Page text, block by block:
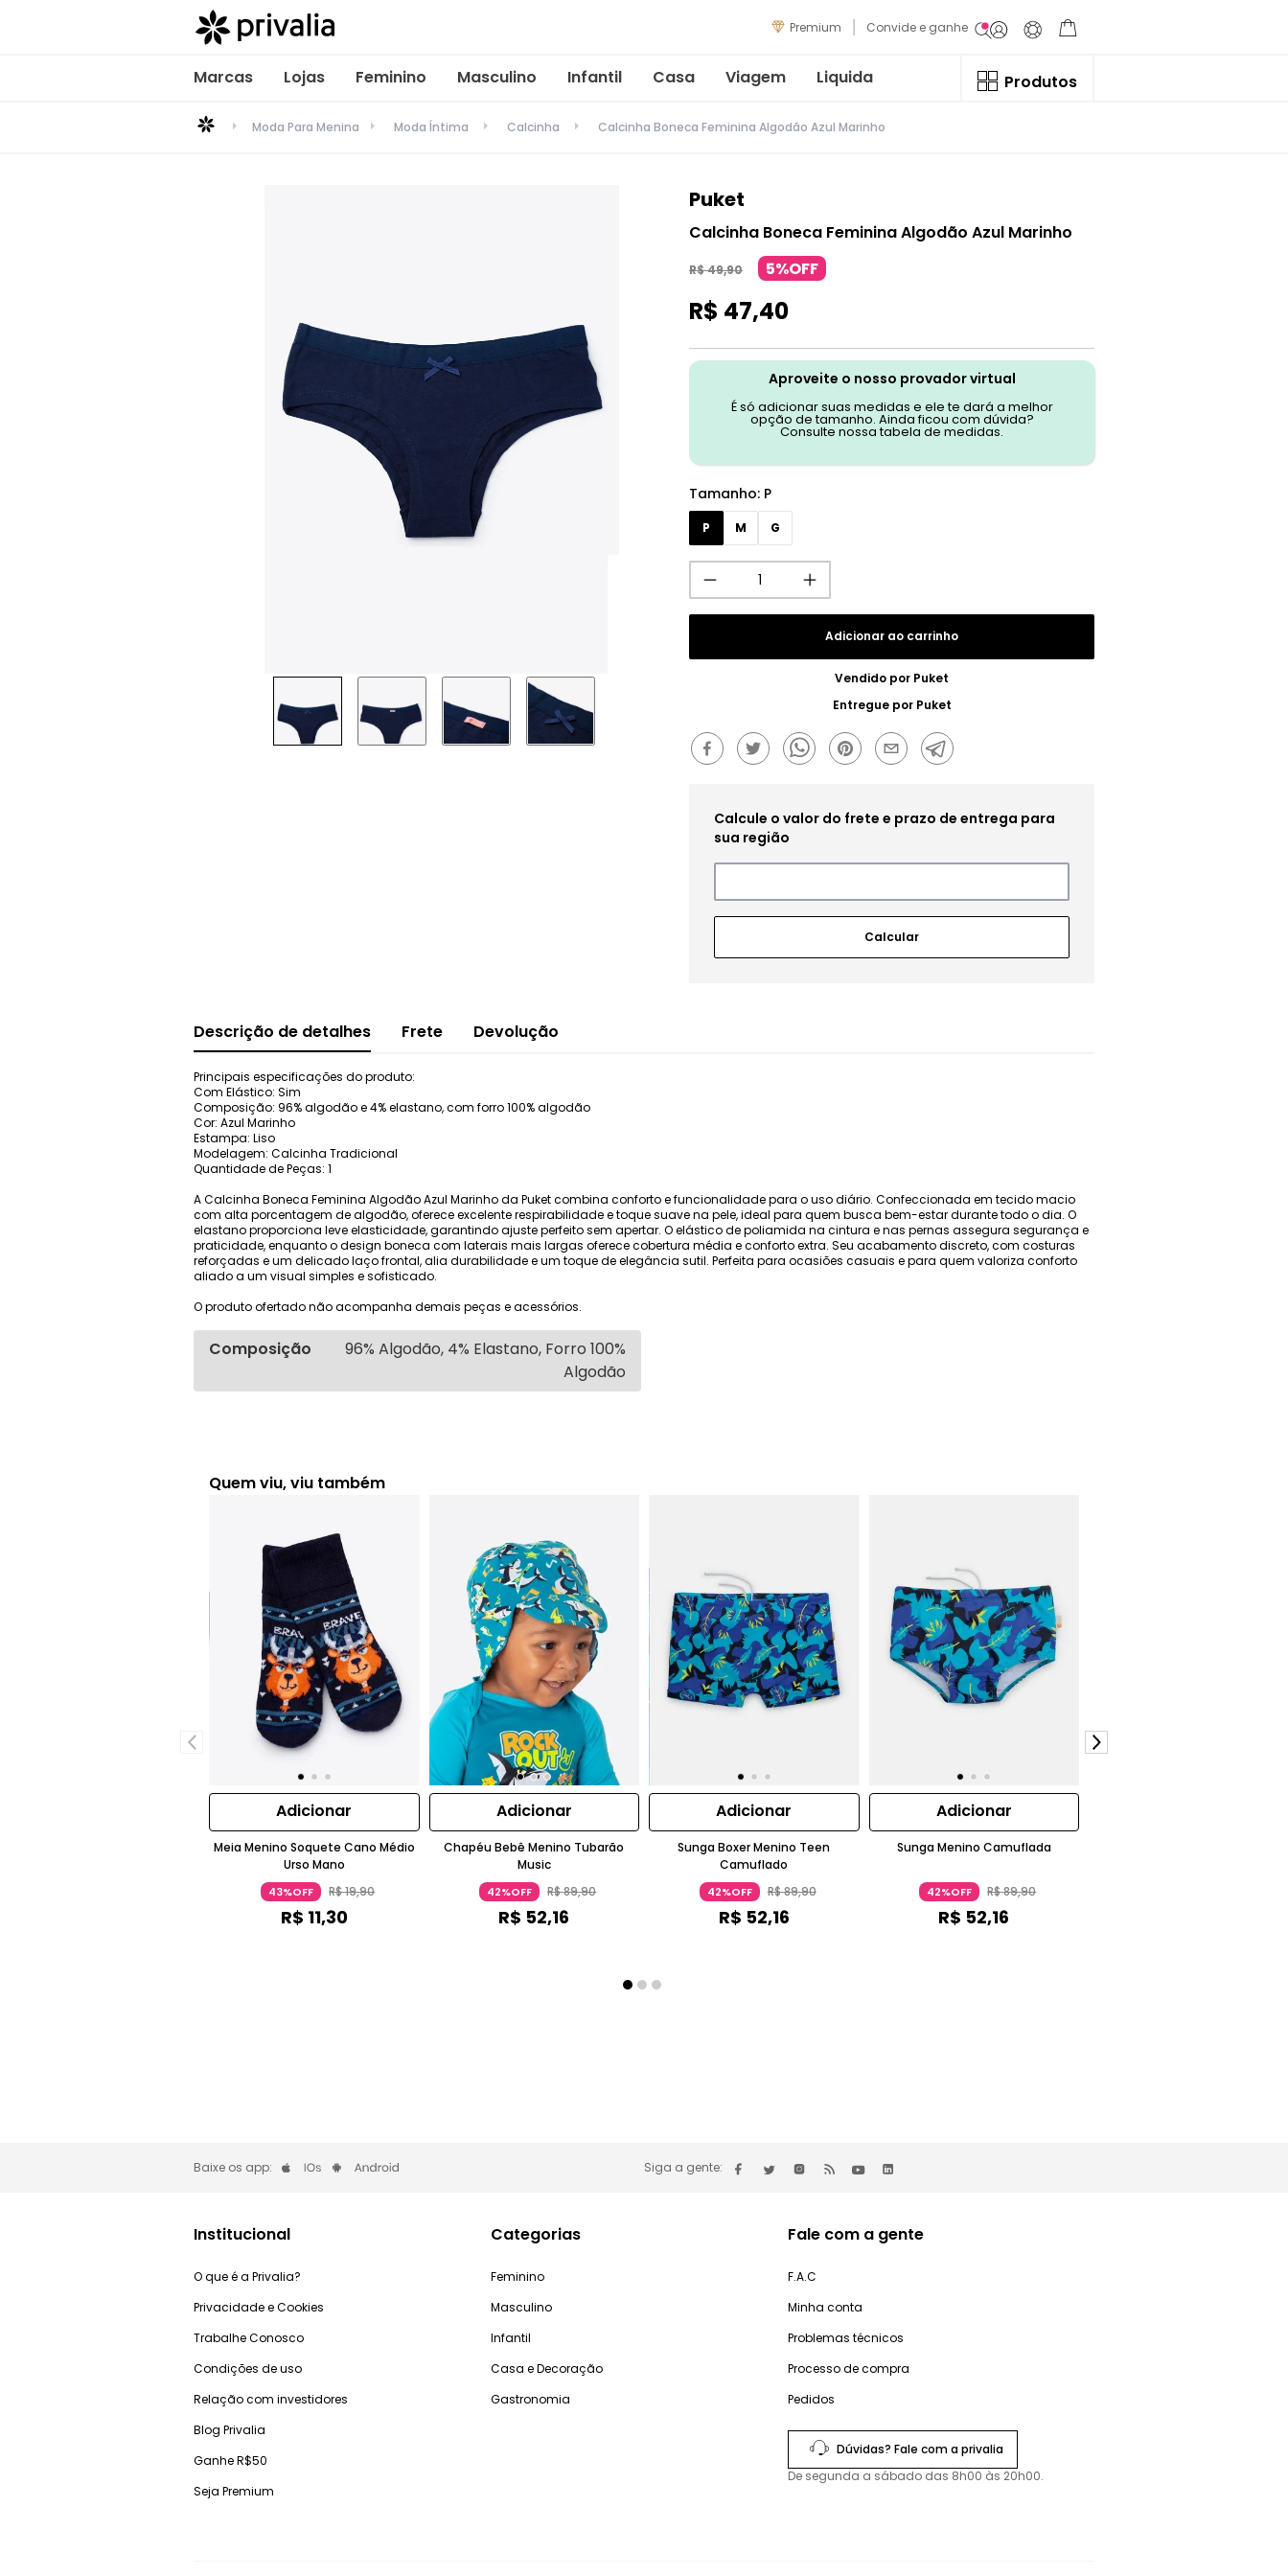
Premium Convide e ganhe
Marcas Lojas Feminino Masculino Infantil Casa Viagem Liquida Produtos
Moda Para Menina Moda Íntima Calcinha Calcinha Boneca Feminina Algodão Azul Marinho
Puket
Calcinha Boneca Feminina Algodão Azul Marinho
R$49,90 5%OFF
R$ 47,40
Aproveite o nosso provador virtual
É só adicionar suas medidas e ele te dará a melhor
opção de tamanho. Ainda ficou com dúvida?
Consulte nossa tabela de medidas.
Tamanho: P
P M G
Adicionar ao carrinho
Vendido por Puket
Entregue por Puket
Descrição de detalhes Frete Devolução
Principais especificações do produto:
Com Elástico: Sim
Composição: 96% algodão e 4% elastano, com forro 100% algodão
Cor: Azul Marinho
Estampa: Liso
Modelagem: Calcinha Tradicional
Quantidade de Peças: 1
A Calcinha Boneca Feminina Algodão Azul Marinho da Puket combina conforto e funcionalidade para o uso diário. Confeccionada em tecido macio
com alta porcentagem de algodão, oferece excelente respirabilidade e toque suave na pele, ideal para quem busca bem-estar durante todo o dia. O
elastano proporciona leve elasticidade, garantindo ajuste perfeito sem apertar. O elástico de poliamida na cintura e nas pernas assegura segurança e
praticidade, enquanto o design boneca com laterais mais largas oferece cobertura média e conforto extra. Seu acabamento discreto, com costuras
reforçadas e um delicado laço frontal, alia durabilidade e um toque de elegância sutil. Perfeita para ocasiões casuais e para quem valoriza conforto
aliado a um visual simples e sofisticado.
O produto ofertado não acompanha demais peças e acessórios.
Composição
96% Algodão, 4% Elastano, Forro 100%
Algodão
Quem viu, viu também
Adicionar
Meia Menino Soquete Cano Médio
Urso Mano
43%OFF R$19,90
R$ 11,30
Adicionar
Chapéu Bebê Menino Tubarão
Music
42%OFF R$89,90
R$ 52,16
Adicionar
Sunga Boxer Menino Teen
Camuflado
42%OFF R$89,90
R$ 52,16
Adicionar
Sunga Menino Camuflada
42%OFF R$89,90
R$ 52,16
Baixe os app: Siga a gente:
Institucional
O que é a Privalia?
Privacidade e Cookies
Trabalhe Conosco
Condições de uso
Relação com investidores
Blog Privalia
Ganhe R$50
Seja Premium
Categorias
Feminino
Masculino
Infantil
Casa e Decoração
Gastronomia
Fale com a gente
F.A.C
Minha conta
Problemas técnicos
Processo de compra
Pedidos
Dúvidas? Fale com a privalia
De segunda a sábado das 8h00 às 20h00.